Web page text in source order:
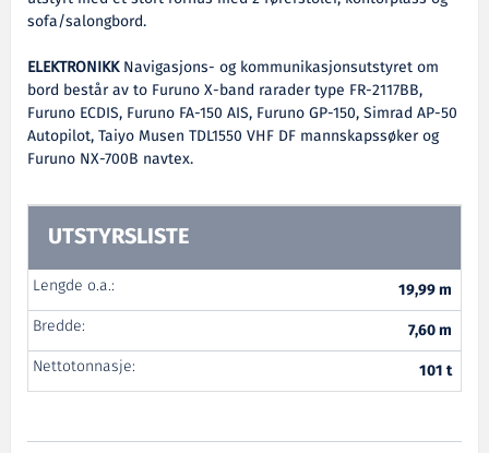
sofa/salongbord.
ELEKTRONIKKNavigasjons- og kommunikasjonsutstyret om
bord består av to Furuno X-band rarader type FR-2117BB,
Furuno ECDIS, Furuno FA-150 AIS, Furuno GP-150, Simrad AP-50
Autopilot, Taiyo Musen TDL1550 VHF DF mannskapssøker og
Furuno NX-700B navtex.
UTSTYRSLISTE
Lengde o.a.:
19,99 m
Bredde:
7,60 m
Nettotonnasje:
101 t